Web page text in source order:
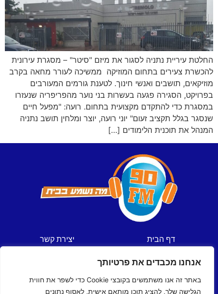
אנחנו מכבדים את פרטיותך
באתר זה אנו משתמשים בקובצי Cookie כדי לשפר את חווית
הגלישה שלך, להציג תוכן מותאם אישית, לאסוף נתונים
החלטת עיריית נתניה לסגור את מיזם "סיטר" – מסגרת עירונית
להכשרת צעירים בתחום המוזיקה ממשיכה לעורר מחאה בקרב
מוזיקאים, תושבים ואנשי חינוך. לטענת גורמים המעורבים
בפרויקט, הסגירה פגעה בעשרות בני נוער מהפריפריה שנעזרו
במסגרת כדי להתקדם מקצועית בתחום. רועה: "מפעל חיים
שנסגר בגלל תקציב זעום" יוני רועה, יוצר ומלחין תושב נתניה
המנהל את תוכנית הלימודים […]
דף הבית
ספורט
תכניות
לוח שידורים
יצירת קשר
הצהרת נגישות